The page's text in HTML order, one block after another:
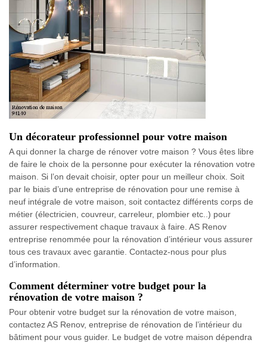
Un décorateur professionnel pour votre maison
A qui donner la charge de rénover votre maison ? Vous êtes libre
de faire le choix de la personne pour exécuter la rénovation votre
maison. Si l’on devait choisir, opter pour un meilleur choix. Soit
par le biais d’une entreprise de rénovation pour une remise à
neuf intégrale de votre maison, soit contactez différents corps de
métier (électricien, couvreur, carreleur, plombier etc..) pour
assurer respectivement chaque travaux à faire. AS Renov
entreprise renommée pour la rénovation d’intérieur vous assurer
tous ces travaux avec garantie. Contactez-nous pour plus
d’information.
Comment déterminer votre budget pour la
rénovation de votre maison ?
Pour obtenir votre budget sur la rénovation de votre maison,
contactez AS Renov, entreprise de rénovation de l’intérieur du
bâtiment pour vous guider. Le budget de votre maison dépendra